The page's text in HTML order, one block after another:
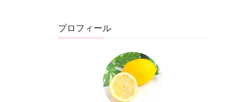
プロフィール